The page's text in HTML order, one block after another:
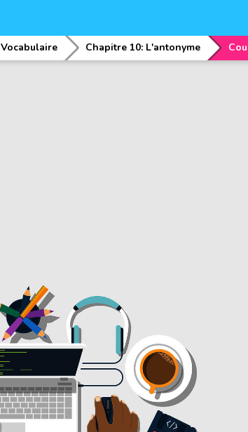
Vocabulaire Chapitre 10: L'antonyme